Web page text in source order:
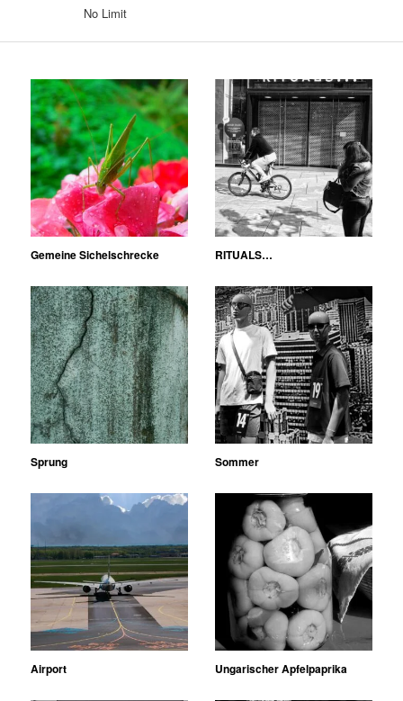
No Limit
Gemeine Sichelschrecke RITUALS…
Sprung Sommer
Airport Ungarischer Apfelpaprika